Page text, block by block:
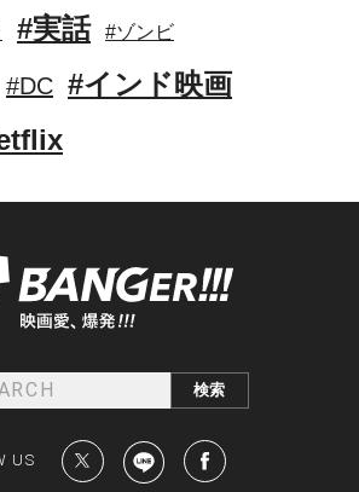
#実話 #ゾンビ
#DC #インド映画
US